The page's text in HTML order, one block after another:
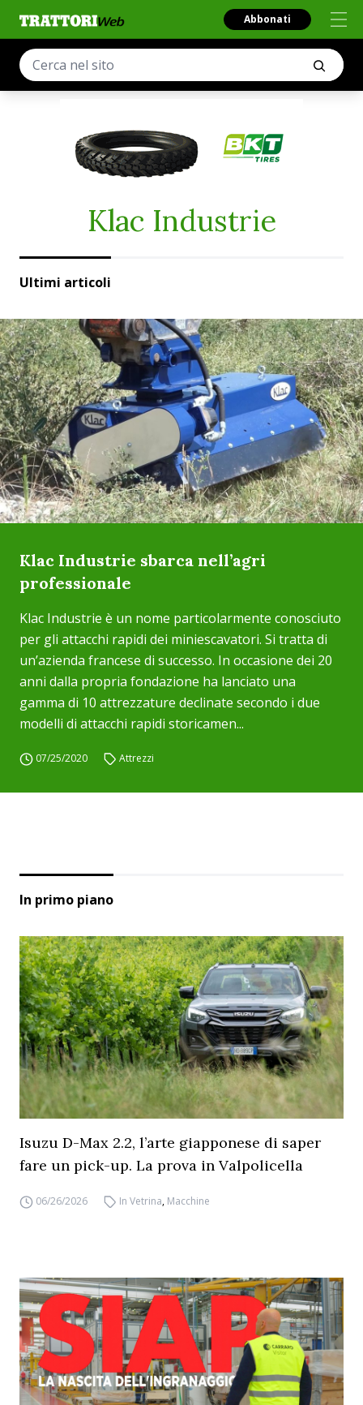
Abbonati
Klac Industrie
Ultimi articoli
Klac Industrie sbarca nell’agri
professionale
Klac Industrie è un nome particolarmente conosciuto
per gli attacchi rapidi dei miniescavatori. Si tratta di
un’azienda francese di successo. In occasione dei 20
anni dalla propria fondazione ha lanciato una
gamma di 10 attrezzature declinate secondo i due
modelli di attacchi rapidi storicamen...
07/25/2020 Attrezzi
In primo piano
Isuzu D-Max 2.2, l’arte giapponese di saper
fare un pick-up. La prova in Valpolicella
06/26/2026 In Vetrina, Macchine